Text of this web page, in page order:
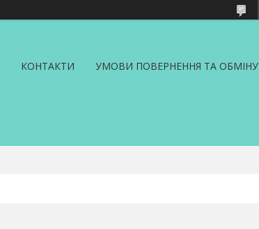
КОНТАКТИ УМОВИ ПОВЕРНЕННЯ ТА ОБМІНУ